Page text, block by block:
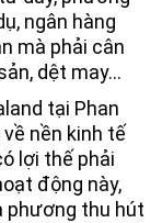
ngân hàng
mà phải cân
dệt may...
tại Phan
nền kinh tế
lợi thế phải
động này,
phương thu hút